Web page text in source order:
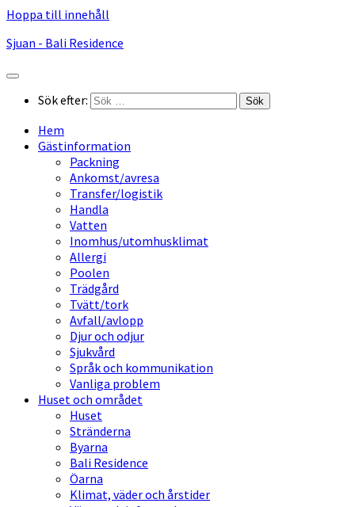
Hoppa till innehåll
Sjuan - Bali Residence
Sök efter:
Hem
Gästinformation
Packning
Ankomst/avresa
Transfer/logistik
Handla
Vatten
Inomhus/utomhusklimat
Allergi
Poolen
Trädgård
Tvätt/tork
Avfall/avlopp
Djur och odjur
Sjukvård
Språk och kommunikation
Vanliga problem
Huset och området
Huset
Stränderna
Byarna
Bali Residence
Öarna
Klimat, väder och årstider